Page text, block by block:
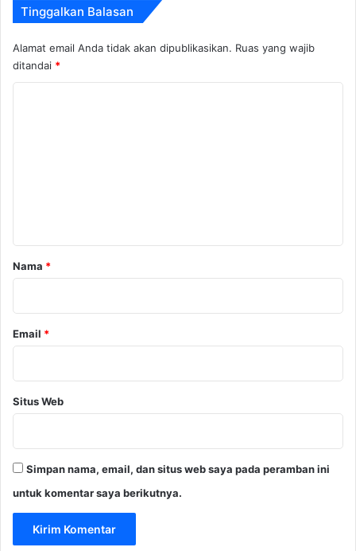
Tinggalkan Balasan
Alamat email Anda tidak akan dipublikasikan. Ruas yang wajib
ditandai *
rNama *
Email *
Situs Web
Simpan nama, email, dan situs web saya pada peramban ini
untuk komentar saya berikutnya.